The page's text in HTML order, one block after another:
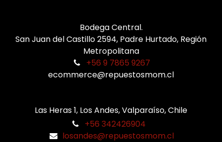
Bodega Central.
San Juan del Castillo 2594, Padre Hurtado, Región
Metropolitana
+56 9 7865 9267
ecommerce@repuestosmom.cl
Las Heras 1, Los Andes, Valparaíso, Chile
+56 342426904
losandes@repuestosmom.cl